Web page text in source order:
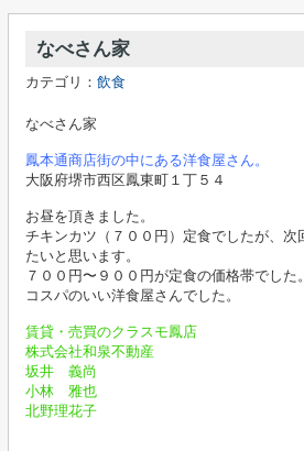
なべさん家
カテゴリ： 飲食
なべさん家
鳳本通商店街の中にある洋食屋さん。
大阪府堺市西区鳳東町１丁５４
お昼を頂きました。
チキンカツ（７００円）定食でしたが、次
たいと思います。
７００円〜９００円が定食の価格帯でした。
コスパのいい洋食屋さんでした。
賃貸・売買のクラスモ鳳店
株式会社和泉不動産
坂井 義尚
小林 雅也
北野理花子